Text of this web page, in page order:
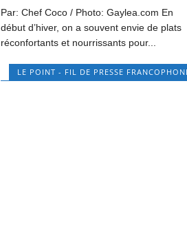
Par: Chef Coco / Photo: Gaylea.com En
début d’hiver, on a souvent envie de plats
réconfortants et nourrissants pour...
LE POINT - FIL DE PRESSE